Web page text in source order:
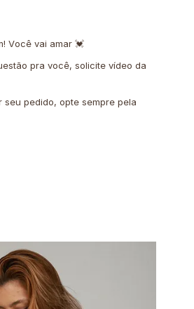
Você vai amar 💓
pra você, solicite vídeo da
pedido, opte sempre pela